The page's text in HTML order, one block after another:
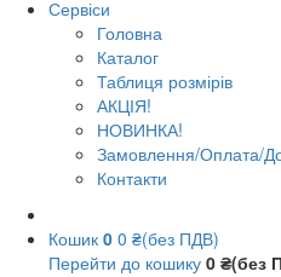
Сервіси
Головна
Каталог
Таблиця розмірів
АКЦІЯ!
НОВИНКА!
Замовлення/Оплата/
Контакти
Кошик 0 0 ₴(без ПДВ)
Перейти до кошику 0 ₴(без